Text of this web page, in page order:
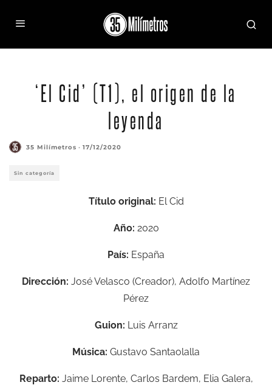
‘El Cid’ (T1), el origen de la
leyenda
35 Milímetros · 17/12/2020
Sin categoría
Título original: El Cid
Año: 2020
País: España
Dirección: José Velasco (Creador), Adolfo Martínez
Pérez
Guion: Luis Arranz
Música: Gustavo Santaolalla
Reparto: Jaime Lorente, Carlos Bardem, Elia Galera,